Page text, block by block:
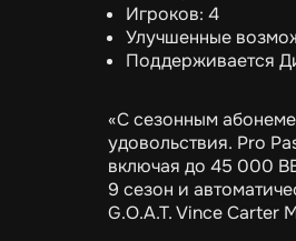
Игроков: 4
Улучшенные
Поддерживается
«С сезонным
удовольствия. Pro
включая до 45 000
9 сезон и
G.O.A.T. Vince Carter